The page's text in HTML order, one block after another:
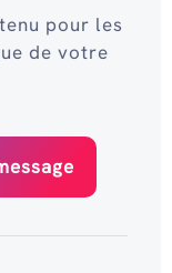
pour les
de votre